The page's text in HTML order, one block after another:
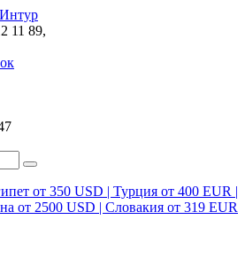
11 89,
от 350 USD | Турция от 400 EUR |
от 2500 USD | Словакия от 319 EUR